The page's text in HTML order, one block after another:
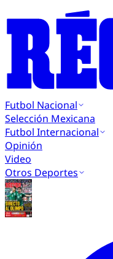
Futbol Nacional
Selección Mexicana
Futbol Internacional
Opinión
Video
Otros Deportes